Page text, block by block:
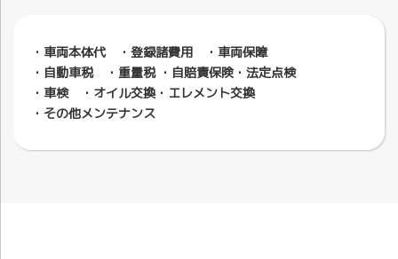
・車両本体代 ・登録諸費用 ・車両保障
・自動車税 ・重量税 ・自賠責保険・法定点検
・車検 ・オイル交換・エレメント交換
・その他メンテナンス